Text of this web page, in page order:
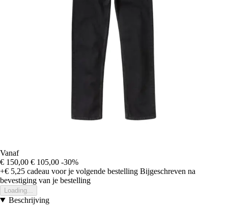
Vanaf
€ 150,00 € 105,00 -30%
+€ 5,25 cadeau voor je volgende bestelling Bijgeschreven na
bevestiging van je bestelling
Loading...
Beschrijving